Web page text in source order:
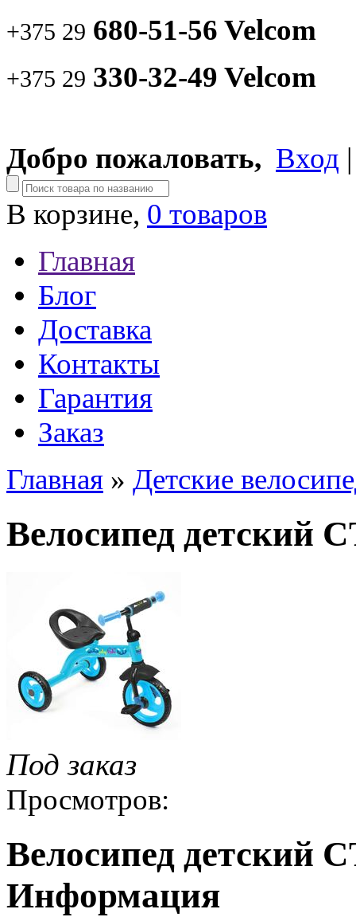
+375 29 680-51-56 Velcom
+375 29 330-32-49 Velcom
Добро пожаловать, Вход
В корзине, 0 товаров
Главная
Блог
Доставка
Контакты
Гарантия
Заказ
Главная » Детские
Велосипед детский
Под заказ
Просмотров:
Велосипед детский
Информация